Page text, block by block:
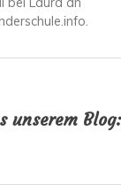
unserem Blog: